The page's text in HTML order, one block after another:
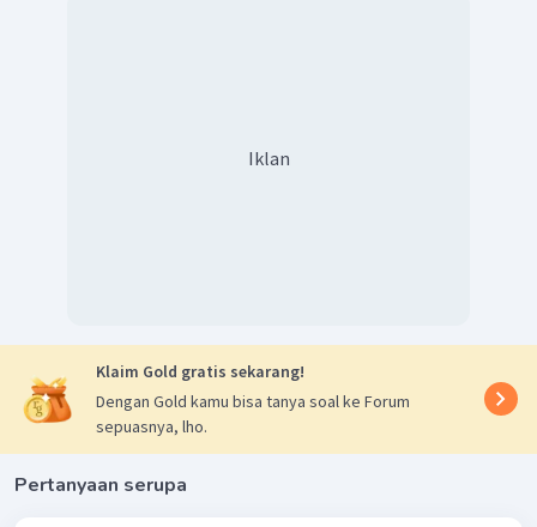
Jadi, jawaban yang benar adalah C.
Iklan
Klaim Gold gratis sekarang!
Dengan Gold kamu bisa tanya soal ke Forum
sepuasnya, lho.
Pertanyaan serupa